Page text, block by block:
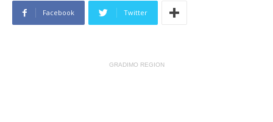
Facebook Twitter
GRADIMO REGION